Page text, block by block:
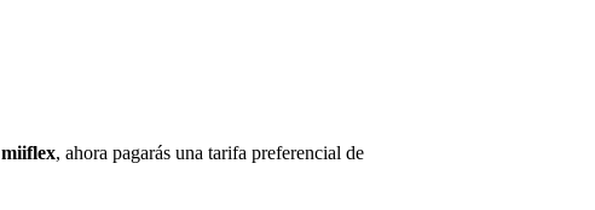
miiflex, ahora pagarás una tarifa preferencial de